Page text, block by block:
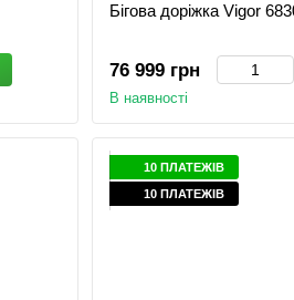
Бігова доріжка Vigor
76 999 грн
В наявності
10 ПЛАТЕЖІВ
10 ПЛАТЕЖІВ